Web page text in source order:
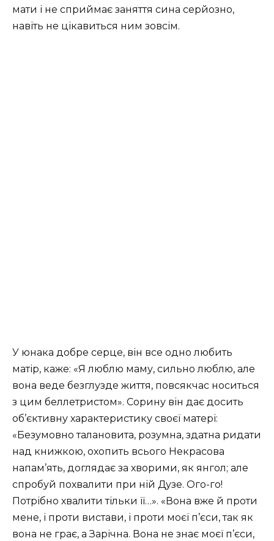
мати і не сприймає заняття сина серйозно,
навіть не цікавиться ним зовсім.
У юнака добре серце, він все одно любить
матір, каже: «Я люблю маму, сильно люблю, але
вона веде безглузде життя, повсякчас носиться
з цим беллетристом». Сорину він дає досить
об’єктивну характеристику своєї матері:
«Безумовно талановита, розумна, здатна ридати
над книжкою, охопить всього Некрасова
напам’ять, доглядає за хворими, як янгол; але
спробуй похвалити при ній Дузе. Ого-го!
Потрібно хвалити тільки її…». «Вона вже й проти
мене, і проти вистави, і проти моєї п’єси, так як
вона не грає, а Зарічна. Вона не знає моєї п’єси,